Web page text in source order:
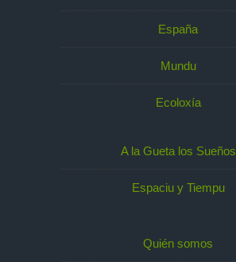
España
Mundu
Ecoloxía
A la Gueta los Sueños
Espaciu y Tiempu
Quién somos